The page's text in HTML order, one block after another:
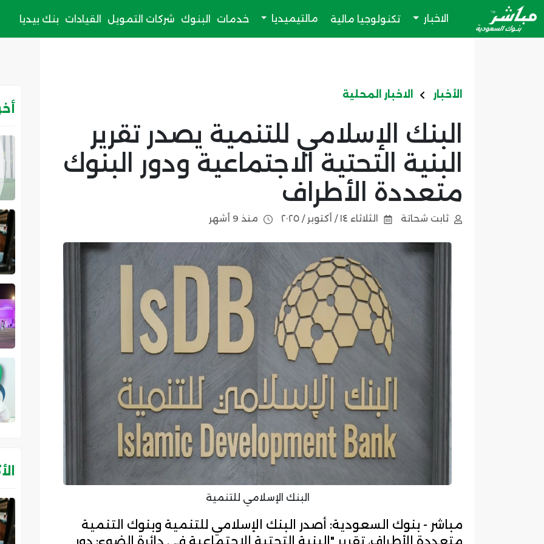
الاخبار تكنولوجيا مالية مالتيميديا خدمات البنوك شركات التمويل القيادات بنك بيديا
الأخبار الاخبار المحلية
البنك الإسلامي للتنمية يصدر تقرير
البنية التحتية الاجتماعية ودور البنوك
متعددة الأطراف
ثابت شحاتة الثلاثاء ١٤ / أكتوبر / ٢٠٢٥ منذ 9 أشهر
البنك الإسلامي للتنمية
مباشر - بنوك السعودية: أصدر البنك الإسلامي للتنمية وبنوك التنمية
متعددة الأطراف، تقرير "البنية التحتية الاجتماعية في دائرة الضوء: دور